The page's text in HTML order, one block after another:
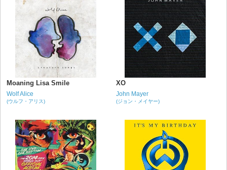
Moaning Lisa Smile
Wolf Alice
(ウルフ・アリス)
XO
John Mayer
(ジョン・メイヤー)